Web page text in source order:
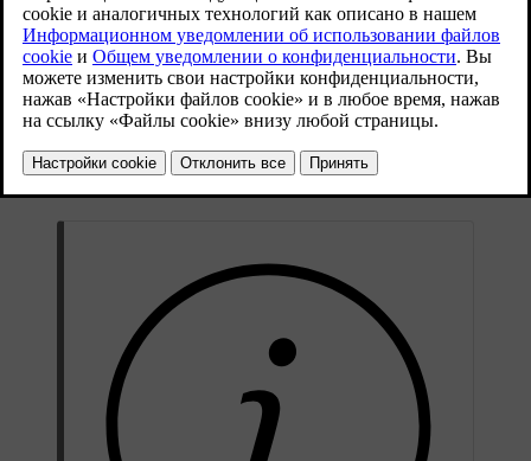
Типы и цвета символов
Некоторые символы —это предупреждения, требующие
немедленных действий, другие показывают текущее
состояние определенных функций. Цвет символа обозначает
примерный уровень важности. Самые важные символы —
предупреждения и оповещения. Символы других цветов
обычно показывают состояние функций автомобиля.